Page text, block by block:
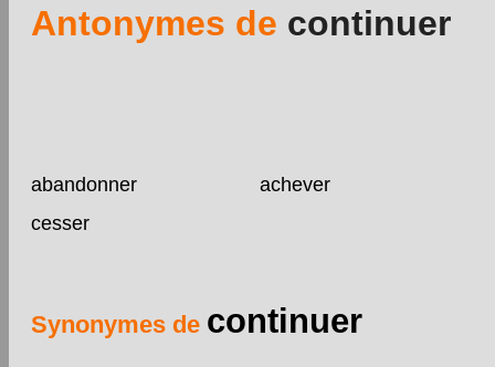
Antonymes de continuer
abandonner
achever
cesser
Synonymes de continuer